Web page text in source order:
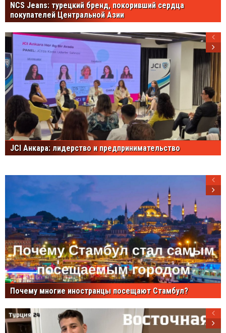
NCS Jeans: турецкий бренд, покоривший сердца
покупателей Центральной Азии
JCI Анкара: лидерство и предпринимательство
Почему многие иностранцы посещают Стамбул?